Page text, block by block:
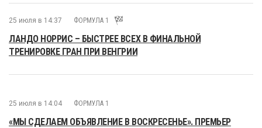
25 июля в 14:37 ФОРМУЛА 1
ЛАНДО НОРРИС – БЫСТРЕЕ ВСЕХ В ФИНАЛЬНОЙ
ТРЕНИРОВКЕ ГРАН ПРИ ВЕНГРИИ
25 июля в 14:04 ФОРМУЛА 1
«МЫ СДЕЛАЕМ ОБЪЯВЛЕНИЕ В ВОСКРЕСЕНЬЕ». ПРЕМЬЕР